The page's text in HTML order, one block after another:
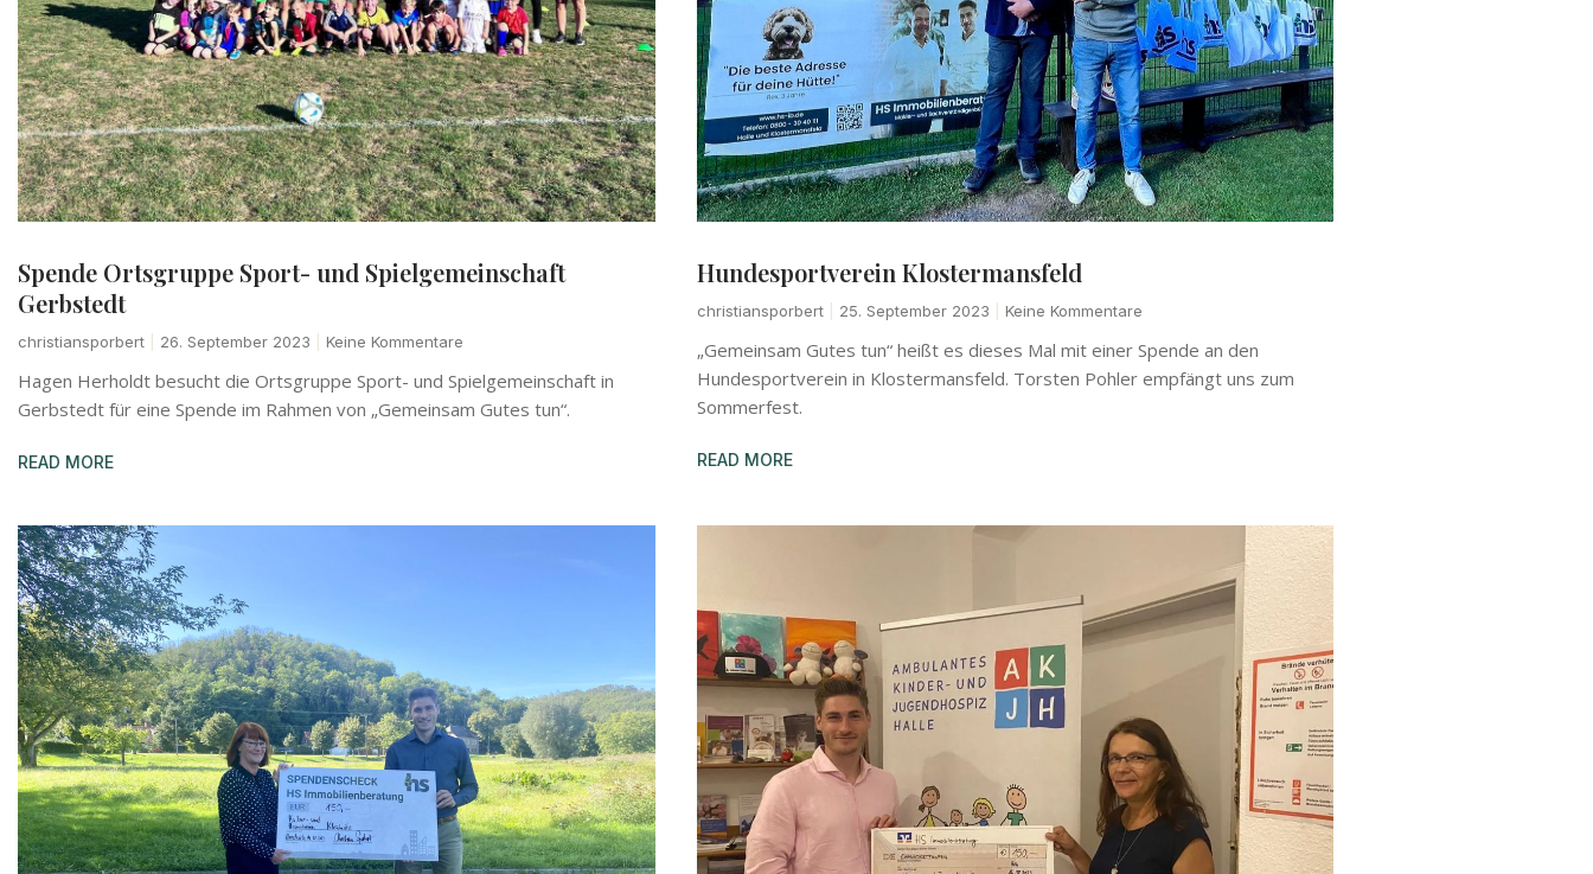
Spende Ortsgruppe Sport- und Spielgemeinschaft
Gerbstedt
christiansporbert 26. September 2023 Keine Kommentare
Hagen Herholdt besucht die Ortsgruppe Sport- und Spielgemeinschaft in
Gerbstedt für eine Spende im Rahmen von „Gemeinsam Gutes tun“.
READ MORE
Hundesportverein Klostermansfeld
christiansporbert 25. September 2023 Keine Kommentare
„Gemeinsam Gutes tun“ heißt es dieses Mal mit einer Spende an den
Hundesportverein in Klostermansfeld. Torsten Pohler empfängt uns zum
Sommerfest.
READ MORE